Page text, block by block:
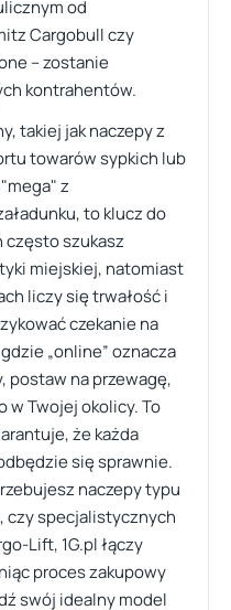
od
Cargobull czy
– zostanie
kontrahentów.
takiej jak naczepy z
towarów sypkich lub
z
to klucz do
często szukasz
miejskiej, natomiast
liczy się trwałość i
czekanie na
„online” oznacza
na przewagę,
w Twojej okolicy. To
że każda
się sprawnie.
naczepy typu
czy specjalistycznych
Lift, 1G.pl łączy
proces zakupowy
swój idealny model